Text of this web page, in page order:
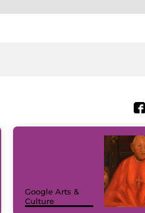
Google Arts &
Culture